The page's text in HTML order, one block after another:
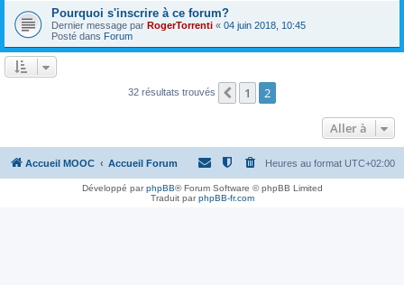
Pourquoi s'inscrire à ce forum?
Dernier message par RogerTorrenti « 04 juin 2018, 10:45
Posté dans Forum
32 résultats trouvés Précédente
1 2
Aller à
Accueil MOOC Accueil Forum Heures au format UTC+02:00
Développé parphpBB® Forum Software © phpBB Limited
Traduit parphpBB-fr.com